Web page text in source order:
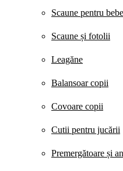
Scaune pentru
Scaune și fotolii
Leagăne
Balansoar copii
Covoare copii
Cutii pentru jucării
Premergătoare și